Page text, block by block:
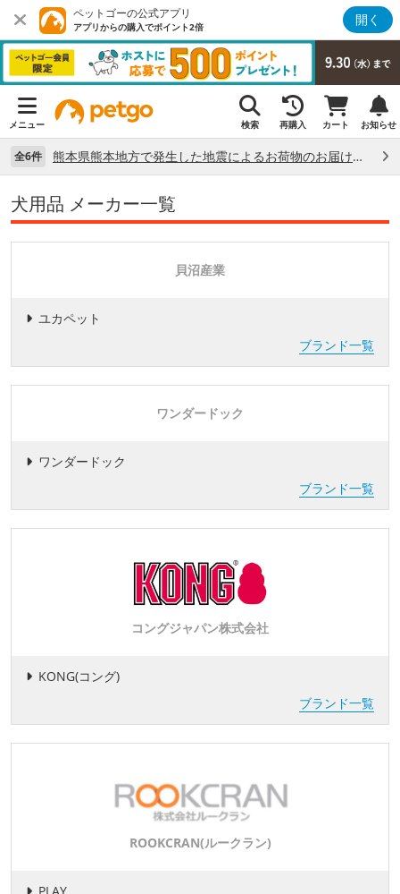
ペットゴーの公式アプリ
アプリからの購入でポイント2倍 開く
メニュー 検索 再購入 カート お知らせ
全6件 熊本県熊本地方で発生した地震によるお荷物のお届け状況について （7/28）
犬用品 メーカー一覧
貝沼産業
ユカペット
ブランド一覧
ワンダードック
ワンダードック
ブランド一覧
コングジャパン株式会社
KONG(コング)
ブランド一覧
ROOKCRAN(ルークラン)